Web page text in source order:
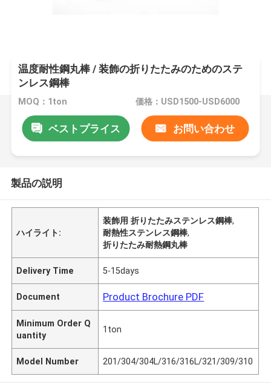
温度耐性鋼丸棒 / 装飾の折りたたみのためのステ
ンレス鋼棒
MOQ：1ton 価格：USD1500-USD6000
ベストプライス お問い合わせ
製品の説明
ハイライト:
装飾用 折りたたみステンレス鋼棒,
耐熱性ステンレス鋼棒,
折りたたみ耐熱鋼丸棒
Delivery Time 5-15days
Document Product Brochure PDF
Minimum Order Q
uantity
1ton
Model Number 201/304/304L/316/316L/321/309/310